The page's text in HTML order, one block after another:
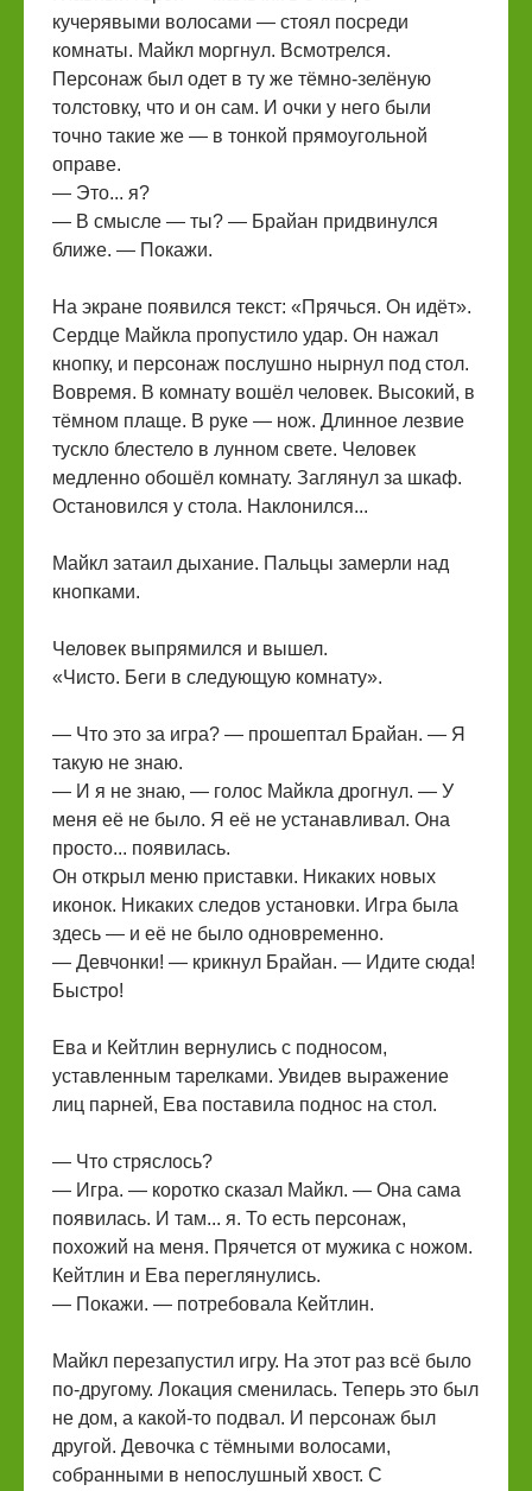
кучерявыми волосами — стоял посреди
комнаты. Майкл моргнул. Всмотрелся.
Персонаж был одет в ту же тёмно-зелёную
толстовку, что и он сам. И очки у него были
точно такие же — в тонкой прямоугольной
оправе.
— Это... я?
— В смысле — ты? — Брайан придвинулся
ближе. — Покажи.
На экране появился текст: «Прячься. Он идёт».
Сердце Майкла пропустило удар. Он нажал
кнопку, и персонаж послушно нырнул под стол.
Вовремя. В комнату вошёл человек. Высокий, в
тёмном плаще. В руке — нож. Длинное лезвие
тускло блестело в лунном свете. Человек
медленно обошёл комнату. Заглянул за шкаф.
Остановился у стола. Наклонился...
Майкл затаил дыхание. Пальцы замерли над
кнопками.
Человек выпрямился и вышел.
«Чисто. Беги в следующую комнату».
— Что это за игра? — прошептал Брайан. — Я
такую не знаю.
— И я не знаю, — голос Майкла дрогнул. — У
меня её не было. Я её не устанавливал. Она
просто... появилась.
Он открыл меню приставки. Никаких новых
иконок. Никаких следов установки. Игра была
здесь — и её не было одновременно.
— Девчонки! — крикнул Брайан. — Идите сюда!
Быстро!
Ева и Кейтлин вернулись с подносом,
уставленным тарелками. Увидев выражение
лиц парней, Ева поставила поднос на стол.
— Что стряслось?
— Игра. — коротко сказал Майкл. — Она сама
появилась. И там... я. То есть персонаж,
похожий на меня. Прячется от мужика с ножом.
Кейтлин и Ева переглянулись.
— Покажи. — потребовала Кейтлин.
Майкл перезапустил игру. На этот раз всё было
по-другому. Локация сменилась. Теперь это был
не дом, а какой-то подвал. И персонаж был
другой. Девочка с тёмными волосами,
собранными в непослушный хвост. С